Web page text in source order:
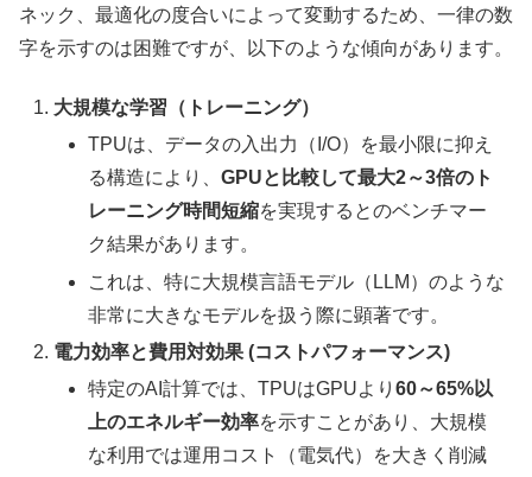
ネック、最適化の度合いによって変動するため、一律の数
字を示すのは困難ですが、以下のような傾向があります。
大規模な学習（トレーニング）
TPUは、データの入出力（I/O）を最小限に抑え
る構造により、GPUと比較して最大2～3倍のト
レーニング時間短縮を実現するとのベンチマー
ク結果があります。
これは、特に大規模言語モデル（LLM）のような
非常に大きなモデルを扱う際に顕著です。
電力効率と費用対効果 (コストパフォーマンス)
特定のAI計算では、TPUはGPUより60～65%以
上のエネルギー効率を示すことがあり、大規模
な利用では運用コスト（電気代）を大きく削減